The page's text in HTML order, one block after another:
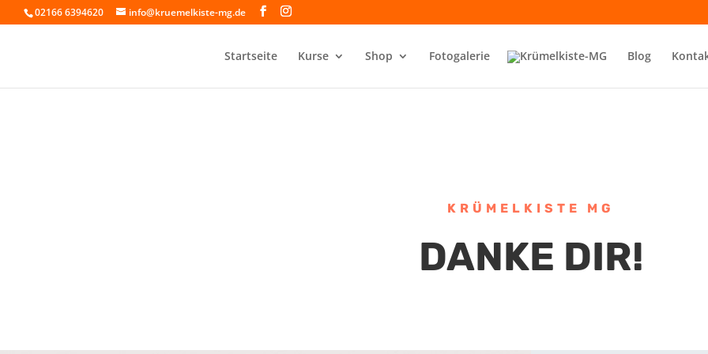
02166 6394620 info@kruemelkiste-mg.de
Startseite Kurse Shop Fotogalerie Blog
KRÜMELKISTE MG
DANKE DIR!